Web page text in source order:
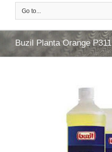
Go to...
Buzil Planta Orange P311